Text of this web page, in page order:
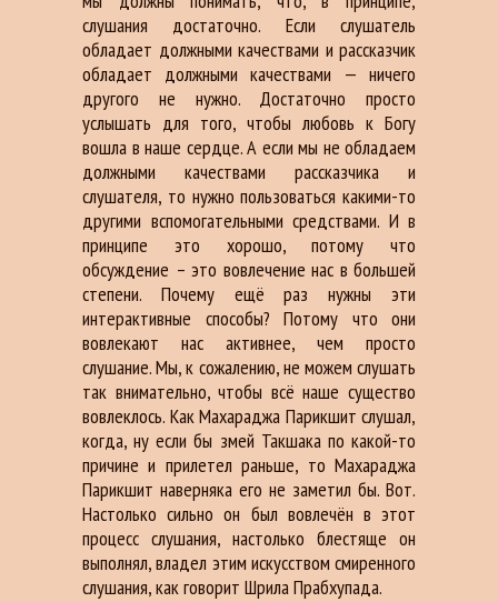
слушания достаточно. Если слушатель
обладает должными качествами и рассказчик
обладает должными качествами — ничего
другого не нужно. Достаточно просто
услышать для того, чтобы любовь к Богу
вошла в наше сердце. А если мы не обладаем
должными качествами рассказчика и
слушателя, то нужно пользоваться какими-то
другими вспомогательными средствами. И в
принципе это хорошо, потому что
обсуждение – это вовлечение нас в большей
степени. Почему ещё раз нужны эти
интерактивные способы? Потому что они
вовлекают нас активнее, чем просто
слушание. Мы, к сожалению, не можем слушать
так внимательно, чтобы всё наше существо
вовлеклось. Как Махараджа Парикшит слушал,
когда, ну если бы змей Такшака по какой-то
причине и прилетел раньше, то Махараджа
Парикшит наверняка его не заметил бы. Вот.
Настолько сильно он был вовлечён в этот
процесс слушания, настолько блестяще он
выполнял, владел этим искусством смиренного
слушания, как говорит Шрила Прабхупада.